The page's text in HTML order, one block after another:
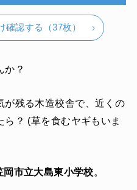
確認する（37枚）
か？
が残る木造校舎で、近くの
？ (草を食むヤギもいま
岡市立大島東小学校。